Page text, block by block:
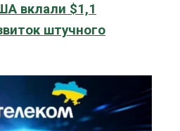
вклали $1,1
штучного